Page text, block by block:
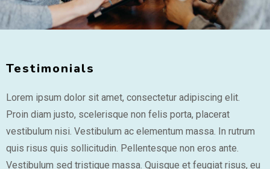
Testimonials
Lorem ipsum dolor sit amet, consectetur adipiscing elit.
Proin diam justo, scelerisque non felis porta, placerat
vestibulum nisi. Vestibulum ac elementum massa. In rutrum
quis risus quis sollicitudin. Pellentesque non eros ante.
Vestibulum sed tristique massa. Quisque et feugiat risus, eu